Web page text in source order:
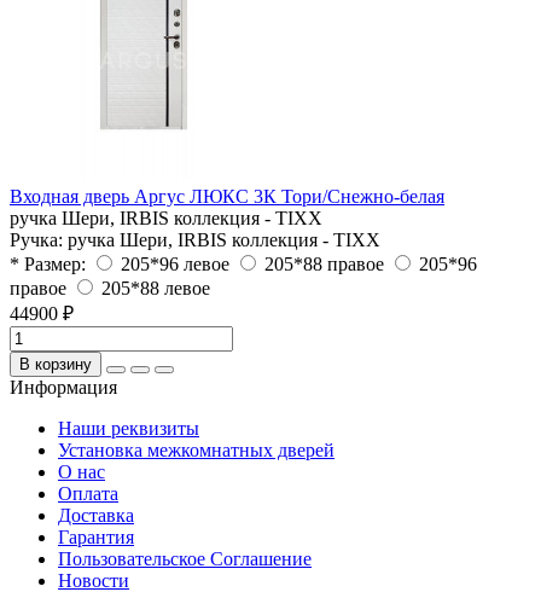
Входная дверь Аргус ЛЮКС 3К Тори/Снежно-белая
ручка Шери, IRBIS коллекция - TIXX
Ручка: ручка Шери, IRBIS коллекция - TIXX
* Размер:
205*96 левое 205*88 правое
205*96
правое
205*88 левое
44900 ₽
В корзину
Информация
Наши реквизиты
Установка межкомнатных дверей
О нас
Оплата
Доставка
Гарантия
Пользовательское Соглашение
Новости